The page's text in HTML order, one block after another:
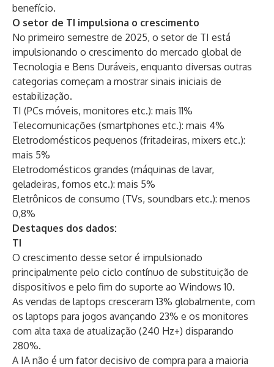
benefício.
O setor de TI impulsiona o crescimento
No primeiro semestre de 2025, o setor de TI está
impulsionando o crescimento do mercado global de
Tecnologia e Bens Duráveis, enquanto diversas outras
categorias começam a mostrar sinais iniciais de
estabilização.
TI (PCs móveis, monitores etc.): mais 11%
Telecomunicações (smartphones etc.): mais 4%
Eletrodomésticos pequenos (fritadeiras, mixers etc.):
mais 5%
Eletrodomésticos grandes (máquinas de lavar,
geladeiras, fornos etc.): mais 5%
Eletrônicos de consumo (TVs, soundbars etc.): menos
0,8%
Destaques dos dados:
TI
O crescimento desse setor é impulsionado
principalmente pelo ciclo contínuo de substituição de
dispositivos e pelo fim do suporte ao Windows 10.
As vendas de laptops cresceram 13% globalmente, com
os laptops para jogos avançando 23% e os monitores
com alta taxa de atualização (240 Hz+) disparando
280%.
A IA não é um fator decisivo de compra para a maioria